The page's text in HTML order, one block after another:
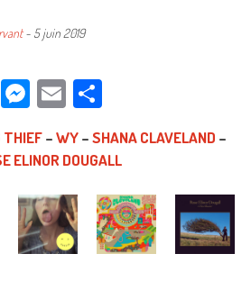
- 5 juin 2019
Messenger
EmailPartager
THIEF–WY–SHANA CLAVELAND –
ELINOR DOUGALL